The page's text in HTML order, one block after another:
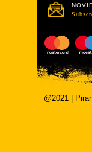
@2021 |